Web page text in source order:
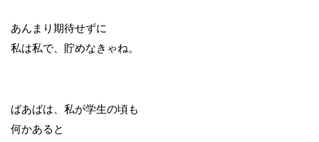
あんまり期待せずに
私は私で、貯めなきゃね。
ばあばは、私が学生の頃も
何かあると